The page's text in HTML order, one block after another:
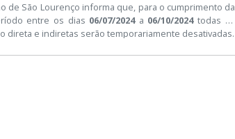
de São Lourenço informa que, para o cumprimento da
entre os dias 06/07/2024a 06/10/2024todas as
direta e indiretas serão temporariamente desativadas.